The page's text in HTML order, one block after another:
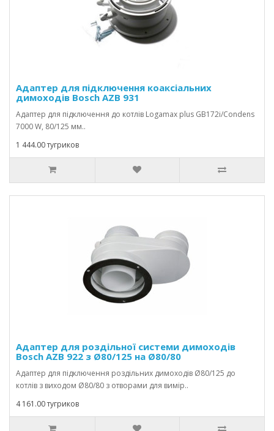
Адаптер для підключення коаксіальних
димоходів Bosch AZB 931
Адаптер для підключення до котлів Logamax plus GB172i/Condens
7000 W, 80/125 мм..
1 444.00 тугриков
Адаптер для роздільної системи димоходів
Bosch AZB 922 з Ø80/125 на Ø80/80
Адаптер для підключення роздільних димоходів Ø80/125 до
котлів з виходом Ø80/80 з отворами для вимір..
4 161.00 тугриков